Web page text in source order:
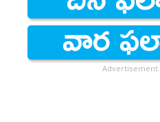
Advertisement